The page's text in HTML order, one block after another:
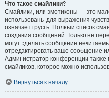
Что такое смайлики?
Смайлики, или эмотиконы — это
использованы для выражения
означает грусть. Полный список
создания сообщений. Только не
могут сделать сообщение
отредактировать ваше сообщение
Администратор конференции также
смайликов, которое можно
Вернуться к началу